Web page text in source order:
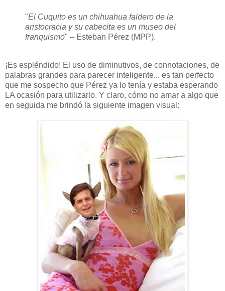
"El Cuquito es un chihuahua faldero de la
aristocracia y su cabecita es un museo del
franquismo" – Esteban Pérez (MPP).
¡Es espléndido! El uso de diminutivos, de connotaciones, de
palabras grandes para parecer inteligente... es tan perfecto
que me sospecho que Pérez ya lo tenía y estaba esperando
LA ocasión para utilizarlo. Y claro, cómo no amar a algo que
en seguida me brindó la siguiente imagen visual: